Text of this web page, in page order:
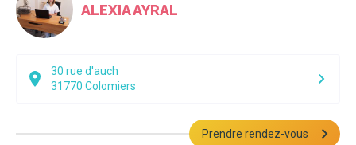
ALEXIA AYRAL
30 rue d'auch
31770 Colomiers
Prendre rendez-vous